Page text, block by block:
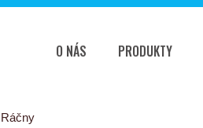
O NÁS PRODUKTY
Ráčny
HAZET 863P